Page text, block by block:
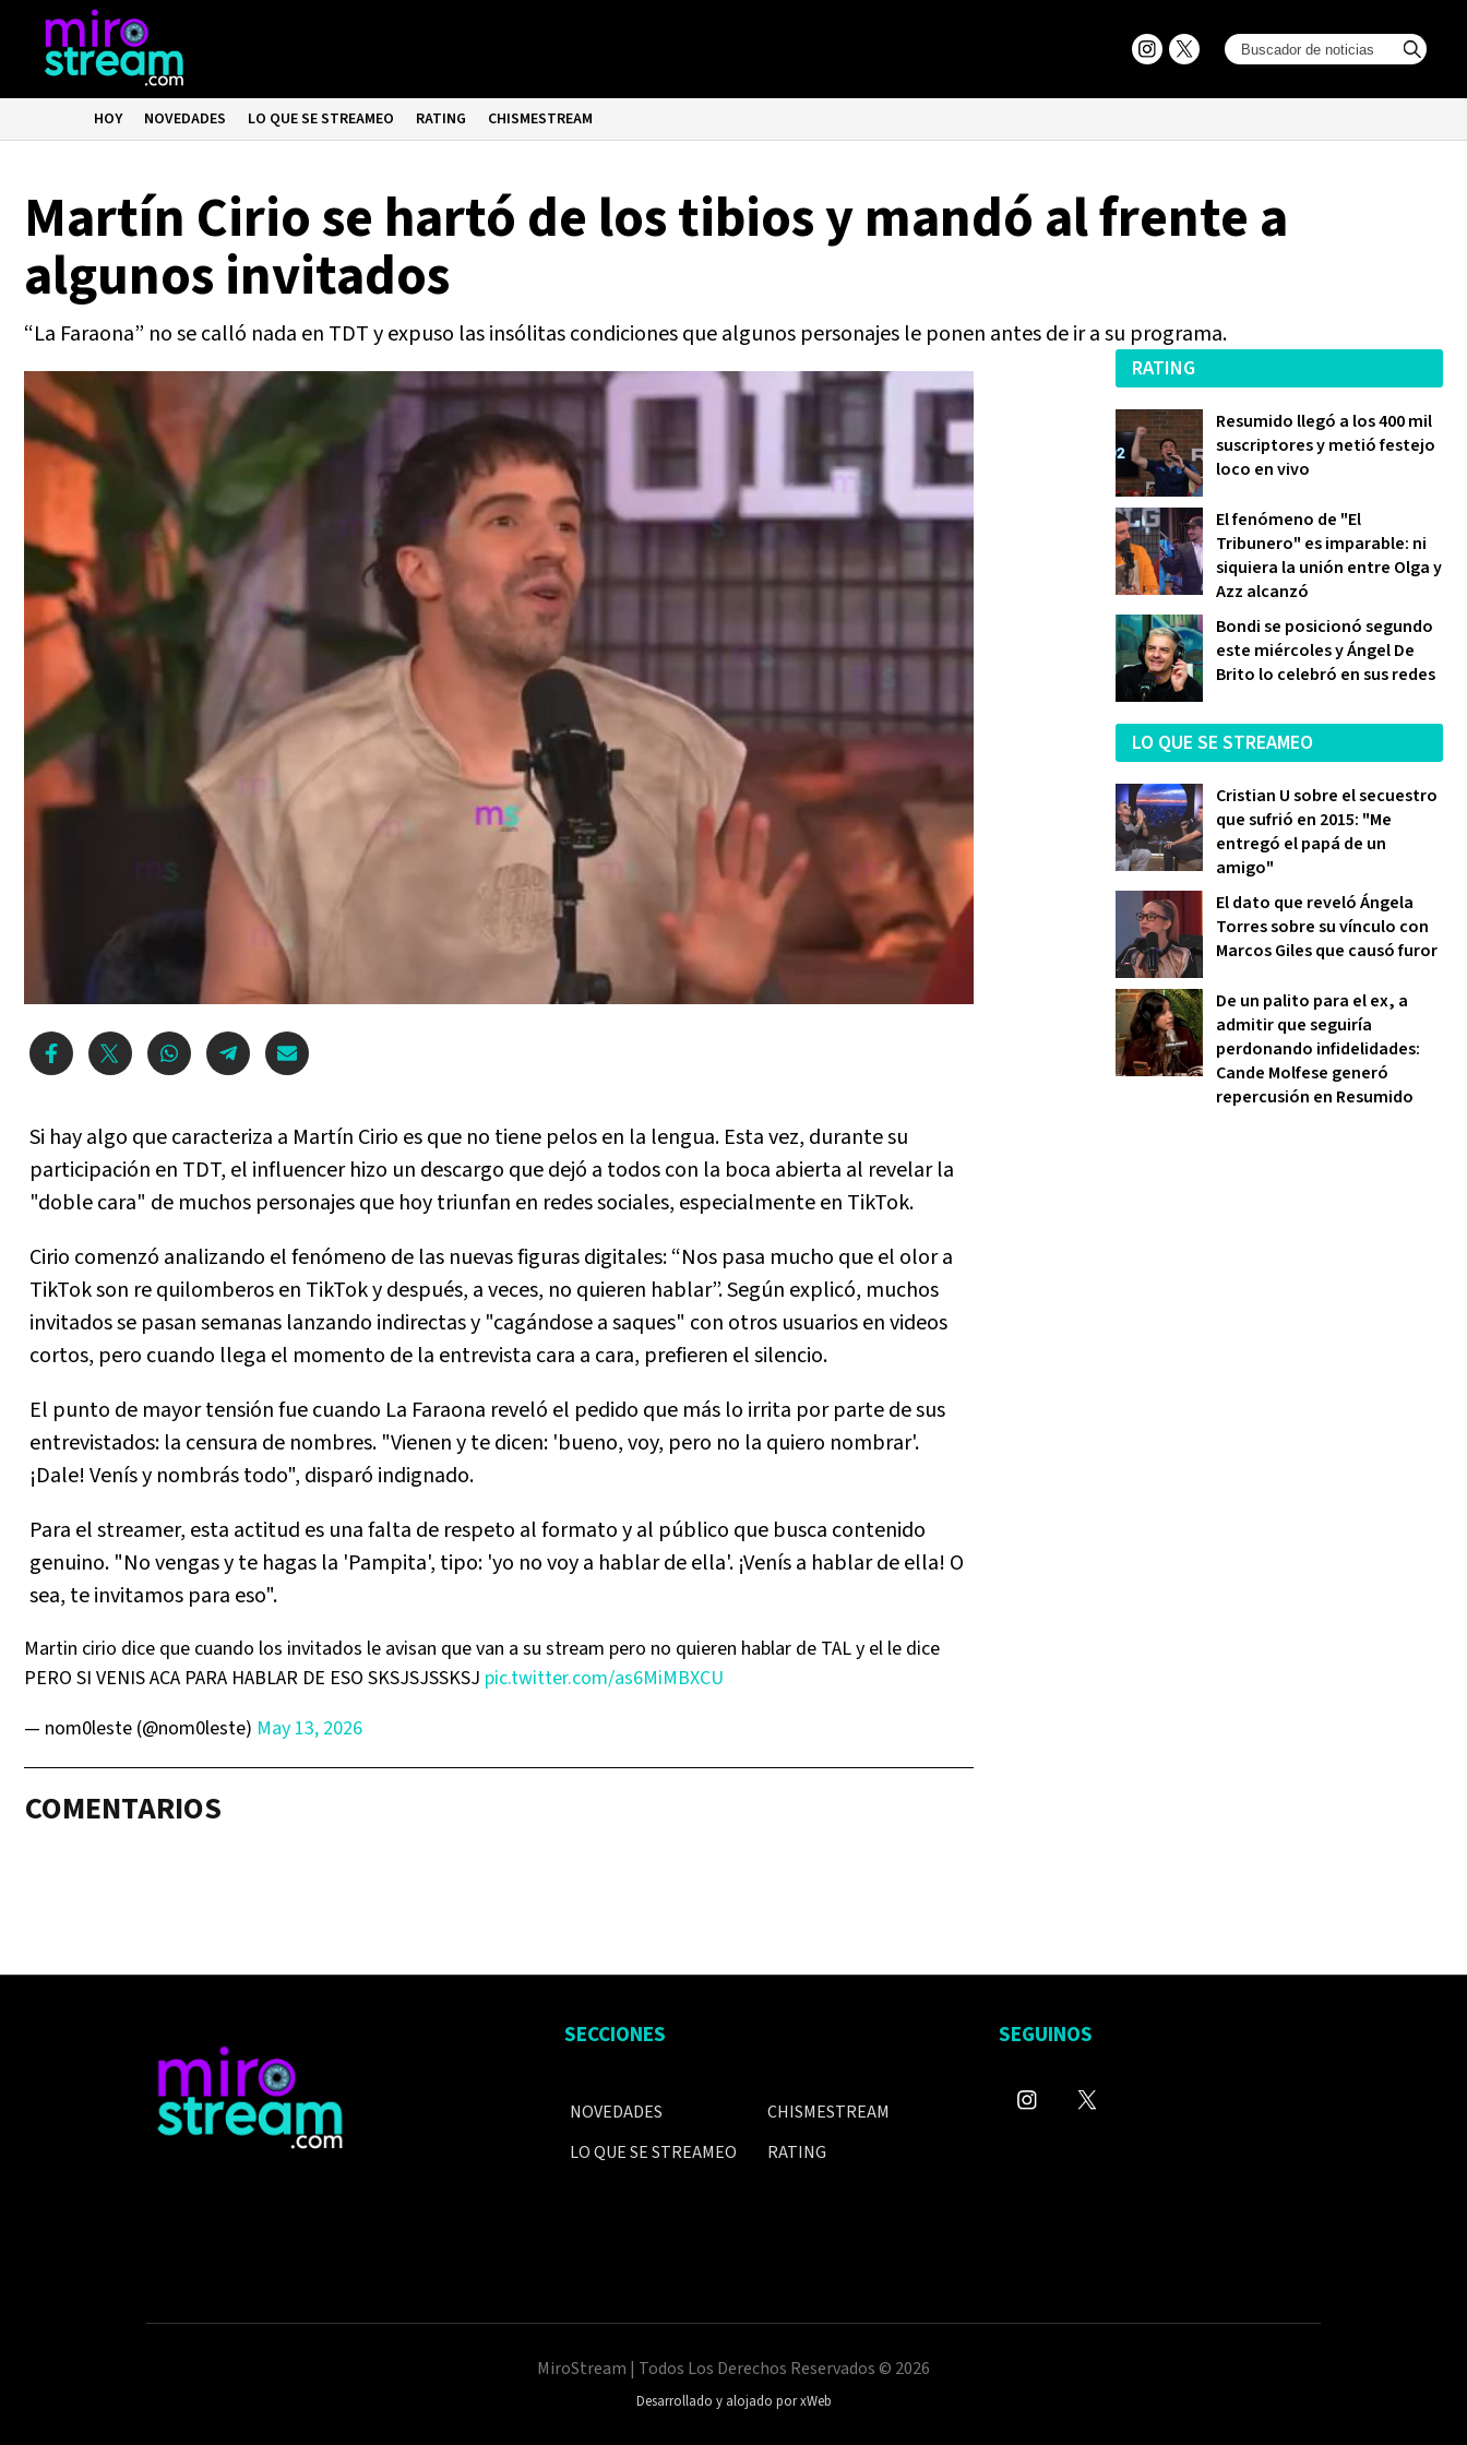
HOY NOVEDADES LO QUE SE STREAMEO RATING CHISMESTREAM
Martín Cirio se hartó de los tibios y mandó al frente a
algunos invitados
“La Faraona” no se calló nada en TDT y expuso las insólitas condiciones que algunos personajes le ponen antes de ir a su programa.
Si hay algo que caracteriza a Martín Cirio es que no tiene pelos en la lengua. Esta vez, durante su
participación en TDT, el influencer hizo un descargo que dejó a todos con la boca abierta al revelar la
"doble cara" de muchos personajes que hoy triunfan en redes sociales, especialmente en TikTok.
Cirio comenzó analizando el fenómeno de las nuevas figuras digitales: “Nos pasa mucho que el olor a
TikTok son re quilomberos en TikTok y después, a veces, no quieren hablar”. Según explicó, muchos
invitados se pasan semanas lanzando indirectas y "cagándose a saques" con otros usuarios en videos
cortos, pero cuando llega el momento de la entrevista cara a cara, prefieren el silencio.
El punto de mayor tensión fue cuando La Faraona reveló el pedido que más lo irrita por parte de sus
entrevistados: la censura de nombres. "Vienen y te dicen: 'bueno, voy, pero no la quiero nombrar'.
¡Dale! Venís y nombrás todo", disparó indignado.
Para el streamer, esta actitud es una falta de respeto al formato y al público que busca contenido
genuino. "No vengas y te hagas la 'Pampita', tipo: 'yo no voy a hablar de ella'. ¡Venís a hablar de ella! O
sea, te invitamos para eso".
Martin cirio dice que cuando los invitados le avisan que van a su stream pero no quieren hablar de TAL y el le dice
PERO SI VENIS ACA PARA HABLAR DE ESO SKSJSJSSKSJ pic.twitter.com/as6MiMBXCU
— nom0leste (@nom0leste) May 13, 2026
COMENTARIOS
RATING
Resumido llegó a los 400 mil
suscriptores y metió festejo
loco en vivo
El fenómeno de "El
Tribunero" es imparable: ni
siquiera la unión entre Olga y
Azz alcanzó
Bondi se posicionó segundo
este miércoles y Ángel De
Brito lo celebró en sus redes
LO QUE SE STREAMEO
Cristian U sobre el secuestro
que sufrió en 2015: "Me
entregó el papá de un
amigo"
El dato que reveló Ángela
Torres sobre su vínculo con
Marcos Giles que causó furor
De un palito para el ex, a
admitir que seguiría
perdonando infidelidades:
Cande Molfese generó
repercusión en Resumido
SECCIONES
NOVEDADES
LO QUE SE STREAMEO
CHISMESTREAM
RATING
SEGUINOS
MiroStream | Todos Los Derechos Reservados © 2026
Desarrollado y alojado por xWeb